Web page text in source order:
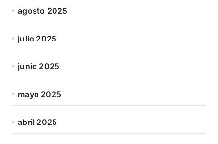
agosto 2025
julio 2025
junio 2025
mayo 2025
abril 2025